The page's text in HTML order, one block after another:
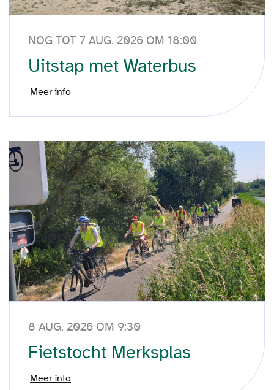
NOG TOT 7 AUG. 2026 OM 18:00
Uitstap met Waterbus
Meer info
8 AUG. 2026 OM 9:30
Fietstocht Merksplas
Meer info